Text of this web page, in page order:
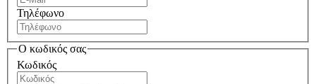
Τηλέφωνο
Ο κωδικός σας
Κωδικός